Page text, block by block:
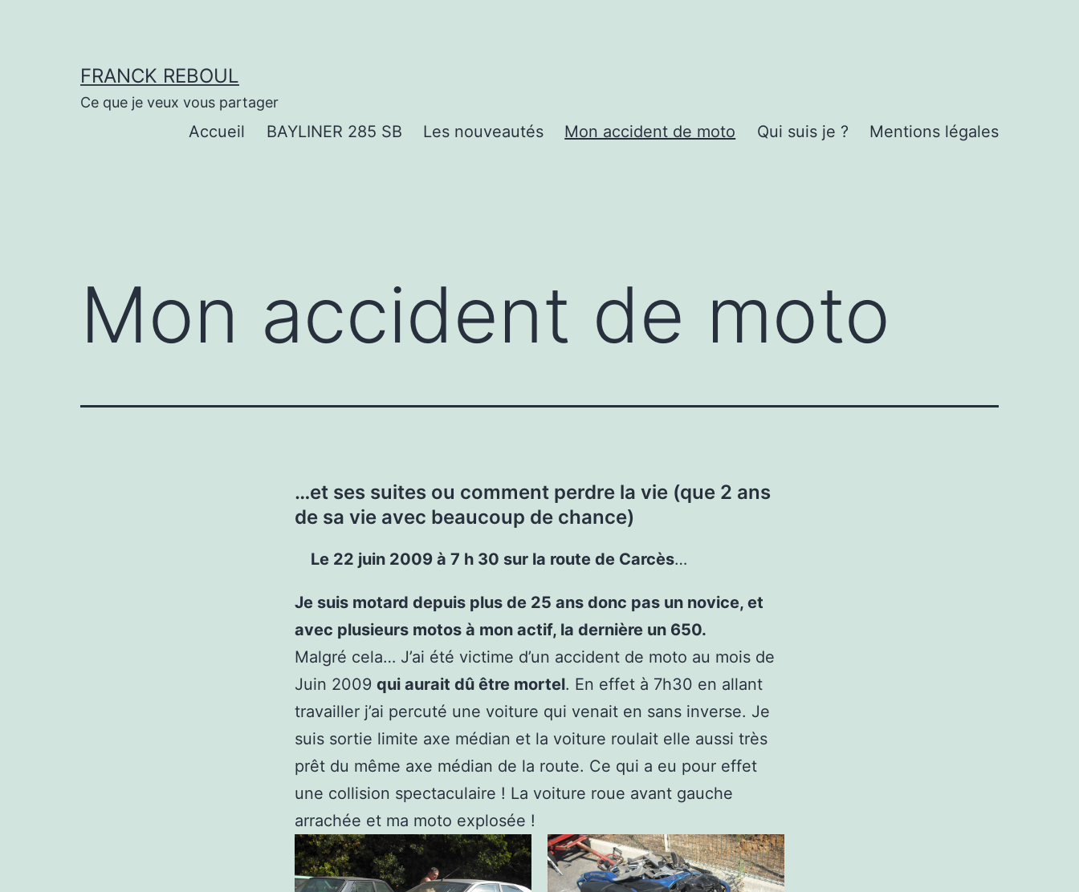
FRANCK REBOUL
Ce que je veux vous partager
Accueil BAYLINER 285 SB Les nouveautés Mon accident de moto Qui suis je ? Mentions légales
Mon accident de moto
…et ses suites ou comment perdre la vie (que 2 ans
de sa vie avec beaucoup de chance)
Le 22 juin 2009 à 7 h 30 sur la route de Carcès…
Je suis motard depuis plus de 25 ans donc pas un novice, et
avec plusieurs motos à mon actif, la dernière un 650.
Malgré cela… J’ai été victime d’un accident de moto au mois de
Juin 2009 qui aurait dû être mortel. En effet à 7h30 en allant
travailler j’ai percuté une voiture qui venait en sans inverse. Je
suis sortie limite axe médian et la voiture roulait elle aussi très
prêt du même axe médian de la route. Ce qui a eu pour effet
une collision spectaculaire ! La voiture roue avant gauche
arrachée et ma moto explosée !